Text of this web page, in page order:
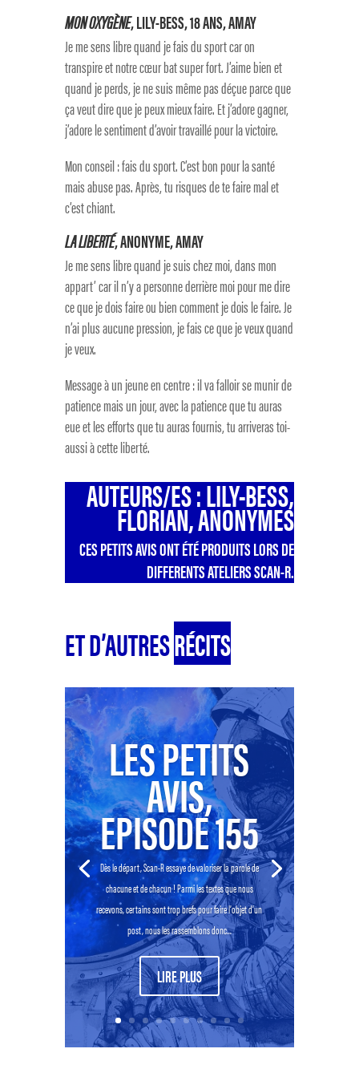
MON OXYGÈNE, LILY-BESS, 18 ANS, AMAY
Je me sens libre quand je fais du sport car on
transpire et notre cœur bat super fort. J’aime bien et
quand je perds, je ne suis même pas déçue parce que
ça veut dire que je peux mieux faire. Et j’adore gagner,
j’adore le sentiment d’avoir travaillé pour la victoire.
Mon conseil : fais du sport. C’est bon pour la santé
mais abuse pas. Après, tu risques de te faire mal et
c’est chiant.
LA LIBERTÉ, ANONYME, AMAY
Je me sens libre quand je suis chez moi, dans mon
appart’ car il n’y a personne derrière moi pour me dire
ce que je dois faire ou bien comment je dois le faire. Je
n’ai plus aucune pression, je fais ce que je veux quand
je veux.
Message à un jeune en centre : il va falloir se munir de
patience mais un jour, avec la patience que tu auras
eue et les efforts que tu auras fournis, tu arriveras toi-
aussi à cette liberté.
AUTEURS/ES : LILY-BESS,
FLORIAN, ANONYMES
CES PETITS AVIS ONT ÉTÉ PRODUITS LORS DE
DIFFERENTS ATELIERS SCAN-R.
ET D’AUTRESRÉCITS
LES PETITS
AVIS,
EPISODE 155
Dès le départ, Scan-R essaye de valoriser la parole de
chacune et de chacun ! Parmi les textes que nous
recevons, certains sont trop brefs pour faire l’objet d’un
post, nous les rassemblons donc...
LIRE PLUS